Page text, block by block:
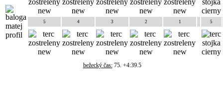
5 4 3 2 1 5
bežecký čas:75. +4:39.5